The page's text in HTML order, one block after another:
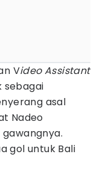
Video Assistant
sebagai
asal
Nadeo
gol untuk Bali